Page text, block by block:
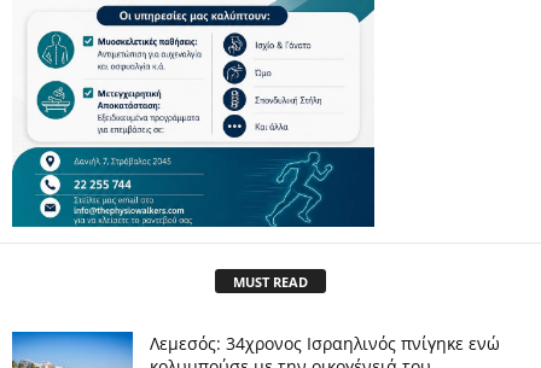
MUST READ
Λεμεσός: 34χρονος Ισραηλινός πνίγηκε ενώ